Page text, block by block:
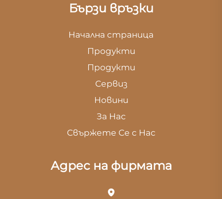
Бързи връзки
Начална страница
Продукти
Продукти
Сервиз
Новини
За Нас
Свържете Се с Нас
Адрес на фирмата